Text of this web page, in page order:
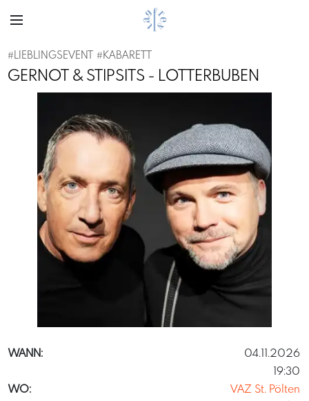
#LIEBLINGSEVENT #KABARETT
GERNOT & STIPSITS - LOTTERBUBEN
Previous Next
WANN:
04.11.2026
19:30
WO:
VAZ St. Pölten